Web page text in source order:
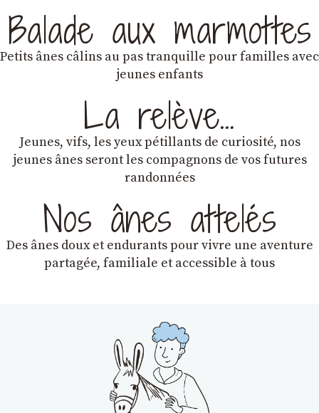
Balade aux marmottes
Petits ânes câlins au pas tranquille pour familles avec
jeunes enfants
La relève…
Jeunes, vifs, les yeux pétillants de curiosité, nos
jeunes ânes seront les compagnons de vos futures
randonnées
Nos ânes attelés
Des ânes doux et endurantspour vivre une aventure
partagée, familiale et accessible à tous